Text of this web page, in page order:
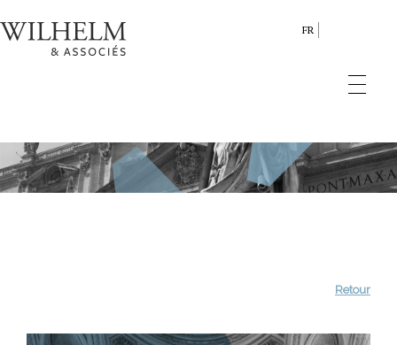
FR
Retour